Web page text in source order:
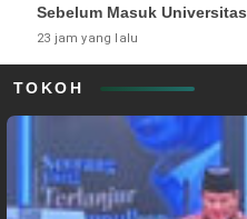
Sebelum Masuk Universitas
23 jam yang lalu
TOKOH